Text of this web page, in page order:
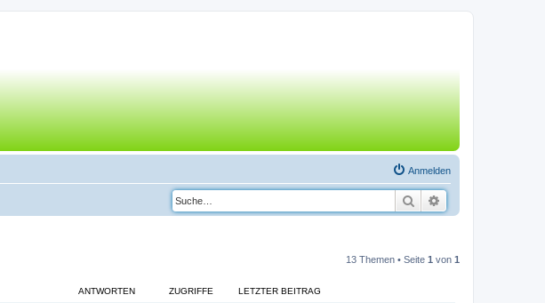
Anmelden
Suche
13 Themen • Seite 1 von 1
ANTWORTEN ZUGRIFFE LETZTER BEITRAG